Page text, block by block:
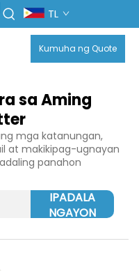
TL
Kumuha ng Quote
sa Aming
mga katanungan,
at makikipag-ugnayan
panahon
IPADALA
NGAYON